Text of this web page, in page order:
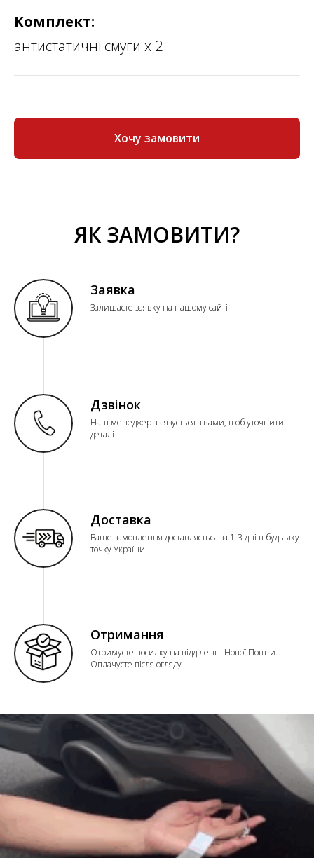
Комплект:
антистатичні смуги х 2
Хочу замовити
ЯК ЗАМОВИТИ?
Заявка
Залишаєте заявку на нашому сайті
Дзвінок
Наш менеджер зв'язується з вами, щоб уточнити
деталі
Доставка
Ваше замовлення доставляється за 1-3 дні в будь-яку
точку України
Отримання
Отримуєте посилку на відділенні Нової Пошти.
Оплачуєте після огляду